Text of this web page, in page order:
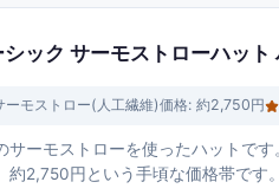
ック サーモストローハット
ーモストロー(人工繊維)価格: 約2,750円
サーモストローを使ったハットで
約2,750円という手頃な価格帯です。